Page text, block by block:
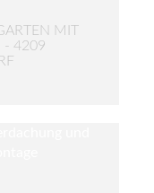
MIT
- 4209